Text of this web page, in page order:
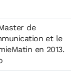
et le
en 2013.